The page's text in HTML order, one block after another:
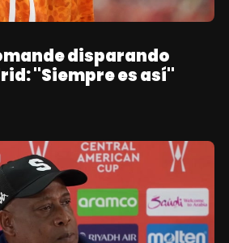
disparando
"Siempre es así"